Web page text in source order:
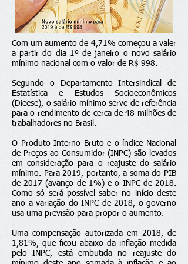
Com um aumento de 4,71% começou a valer
a partir do dia 1º de janeiro o novo salário
mínimo nacional com o valor de R$ 998.
Segundo o Departamento Intersindical de
Estatística e Estudos Socioeconômicos
(Dieese), o salário mínimo serve de referência
para o rendimento de cerca de 48 milhões de
trabalhadores no Brasil.
O Produto Interno Bruto e o índice Nacional
de Preços ao Consumidor (INPC) são levados
em consideração para o reajuste do salário
mínimo. Para 2019, portanto, a soma do PIB
de 2017 (avanço de 1%) e o INPC de 2018.
Como só será possível saber no início deste
ano a variação do INPC de 2018, o governo
usa uma previsão para propor o aumento.
Uma compensação autorizada em 2018, de
1,81%, que ficou abaixo da inflação medida
pelo INPC, está embutida no reajuste do